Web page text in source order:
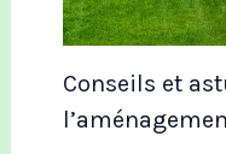
Conseils et